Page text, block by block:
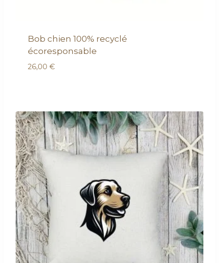
Bob chien 100% recyclé
écoresponsable
26,00 €